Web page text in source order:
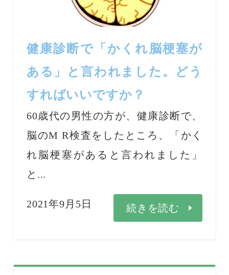
健康診断で「かくれ脳梗塞が
ある」と言われました。どう
すればいいですか？
60歳代の男性の方が、健康診断で、
脳のM R検査をしたところ、「かく
れ脳梗塞があると言われました」
と...
続きを読む
2021年9月5日